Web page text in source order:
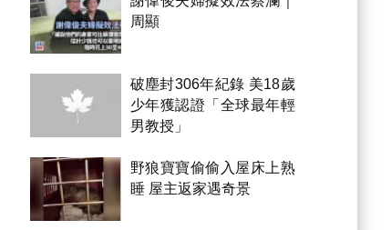
周顯
破塵封306年紀錄 美18歲
少年獲認證「全球最年輕
男教授」
野狼寶寶偷偷入屋床上熟
睡 屋主返家遇奇景